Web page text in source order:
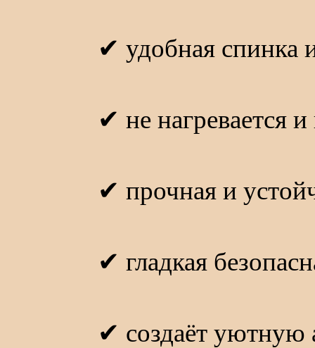
✔ удобная спинка
✔ не нагревается
✔ прочная и
✔ гладкая
✔ создаёт уютную